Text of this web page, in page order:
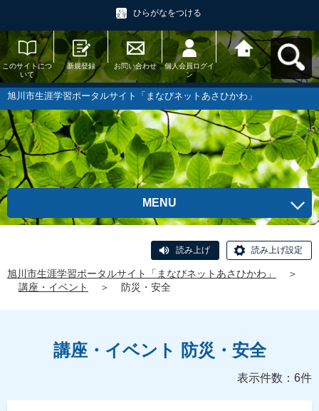
ひらがなをつける
このサイトにつ
いて
新規登録 お問い合わせ
個人会員ログイ
ン
旭川市生涯学習
ポータルサイト
「まなびネット
あさひかわ」へ
戻る
旭川市生涯学習ポータルサイト「まなびネットあさひかわ」
MENU
読み上げ 読み上げ設定
旭川市生涯学習ポータルサイト「まなびネットあさひかわ」
＞
講座・イベント
＞ 防災・安全
講座・イベント 防災・安全
表示件数：6件